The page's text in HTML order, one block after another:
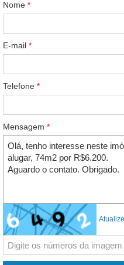
Nome *
E-mail *
Telefone *
Mensagem *
Atualize